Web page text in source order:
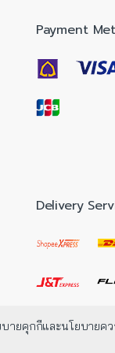
ายคุกกีและนโยบายค
Payment
Delivery